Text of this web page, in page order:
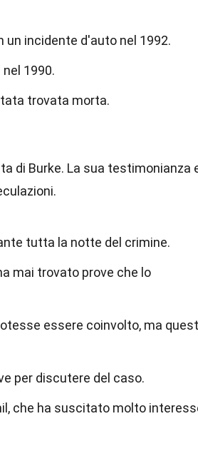
un incidente d'auto nel 1992.
1990.
trovata morta.
di Burke. La sua testimonianza
tutta la notte del crimine.
mai trovato prove che lo
essere coinvolto, ma
per discutere del caso.
che ha suscitato molto